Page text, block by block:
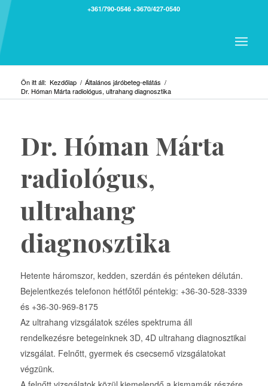
+361/790-0546 +3670/427-0540
Ön itt áll: Kezdőlap / Általános járóbeteg-ellátás /
Dr. Hóman Márta radiológus, ultrahang diagnosztika
Dr. Hóman Márta
radiológus,
ultrahang
diagnosztika
Hetente háromszor, kedden, szerdán és pénteken délután.
Bejelentkezés telefonon hétfőtől péntekig: +36-30-528-3339
és +36-30-969-8175
Az ultrahang vizsgálatok széles spektruma áll
rendelkezésre betegeinknek 3D, 4D ultrahang diagnosztikai
vizsgálat. Felnőtt, gyermek és csecsemő vizsgálatokat
végzünk.